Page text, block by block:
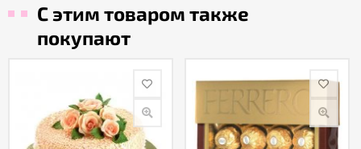
С этим товаром также
покупают